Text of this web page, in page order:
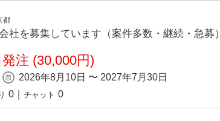
都
社を募集しています（案件多数・継続・急募）
発注 (30,000円)
2026年8月10日 〜 2027年7月30日
0 チャット 0